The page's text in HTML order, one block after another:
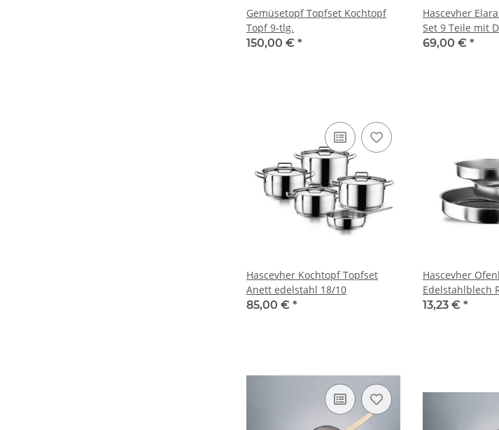
Gemüsetopf Topfset Kochtopf
Topf 9-tlg.
150,00 € *
Hascevher
Set 9 Teile mit
Edelstahl 18/
69,00 € *
Hascevher Kochtopf Topfset
Anett edelstahl 18/10
85,00 € *
Hascevher
Edelstahlblech
13,23 € *